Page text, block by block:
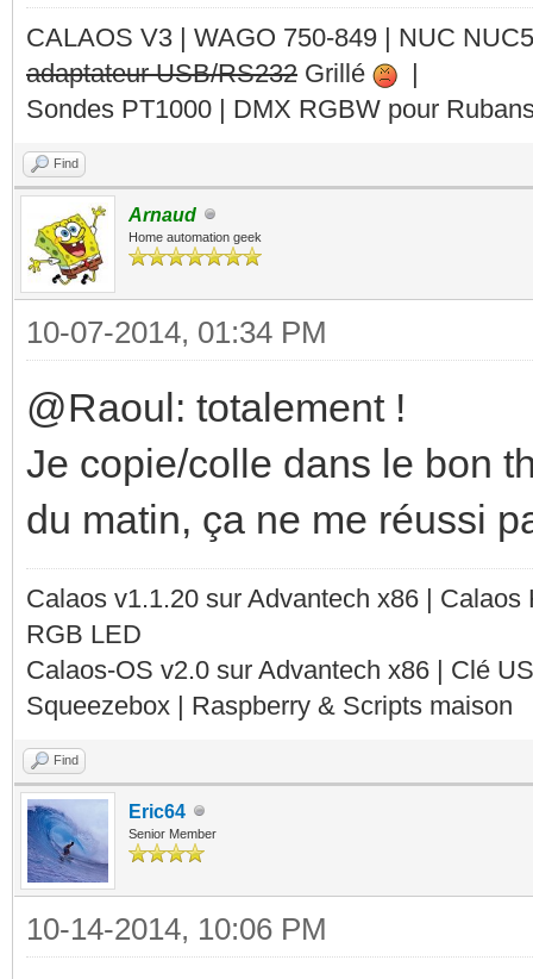
CALAOS V3 | WAGO 750-849 | NUC
adaptateur USB/RS232 Grillé
|
Sondes PT1000 | DMX RGBW pour
Find
Arnaud
Home automation geek
10-07-2014, 01:34 PM
@Raoul: totalement !
Je copie/colle dans le bon
du matin, ça ne me réussi
Calaos v1.1.20 sur Advantech x86 |
RGB LED
Calaos-OS v2.0 sur Advantech x86 | Clé
Squeezebox | Raspberry & Scripts maison
Find
Eric64
Senior Member
10-14-2014, 10:06 PM